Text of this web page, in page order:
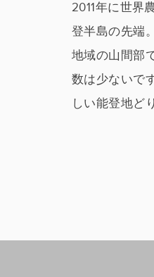
2011年に世界
登半島の先端
地域の山間部
数は少ないで
しい能登地ど